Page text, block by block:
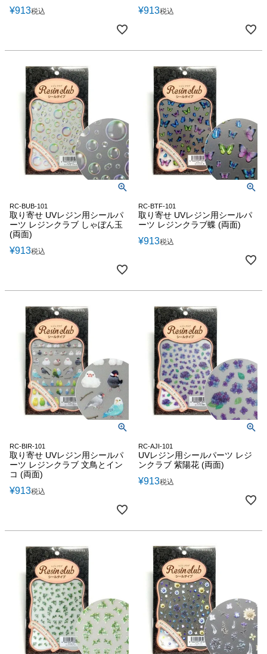
¥913税込 ¥913税込
RC-BUB-101
取り寄せ UVレジン用シールパ
ーツ レジンクラブ しゃぼん玉
(両面)
¥913税込
RC-BTF-101
取り寄せ UVレジン用シールパ
ーツ レジンクラブ蝶 (両面)
¥913税込
RC-BIR-101
取り寄せ UVレジン用シールパ
ーツ レジンクラブ 文鳥とイン
コ (両面)
¥913税込
RC-AJI-101
UVレジン用シールパーツ レジ
ンクラブ 紫陽花 (両面)
¥913税込